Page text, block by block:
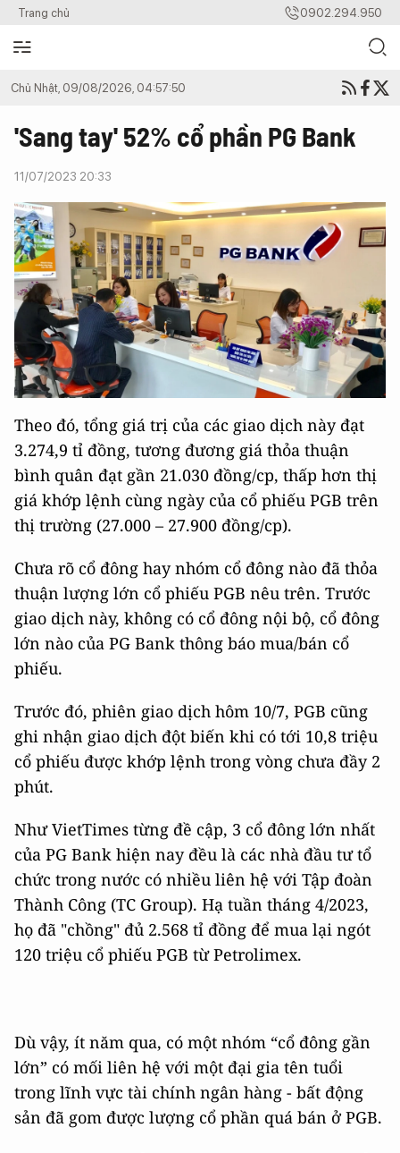
Trang chủ 0902.294.950
Chủ Nhật, 09/08/2026, 04:57:50
'Sang tay' 52% cổ phần PG Bank
11/07/2023 20:33
Theo đó, tổng giá trị của các giao dịch này đạt
3.274,9 tỉ đồng, tương đương giá thỏa thuận
bình quân đạt gần 21.030 đồng/cp, thấp hơn thị
giá khớp lệnh cùng ngày của cổ phiếu PGB trên
thị trường (27.000 – 27.900 đồng/cp).
Chưa rõ cổ đông hay nhóm cổ đông nào đã thỏa
thuận lượng lớn cổ phiếu PGB nêu trên. Trước
giao dịch này, không có cổ đông nội bộ, cổ đông
lớn nào của PG Bank thông báo mua/bán cổ
phiếu.
Trước đó, phiên giao dịch hôm 10/7, PGB cũng
ghi nhận giao dịch đột biến khi có tới 10,8 triệu
cổ phiếu được khớp lệnh trong vòng chưa đầy 2
phút.
Như VietTimes từng đề cập, 3 cổ đông lớn nhất
của PG Bank hiện nay đều là các nhà đầu tư tổ
chức trong nước có nhiều liên hệ với Tập đoàn
Thành Công (TC Group). Hạ tuần tháng 4/2023,
họ đã "chồng" đủ 2.568 tỉ đồng để mua lại ngót
120 triệu cổ phiếu PGB từ Petrolimex.
Dù vậy, ít năm qua, có một nhóm “cổ đông gần
lớn” có mối liên hệ với một đại gia tên tuổi
trong lĩnh vực tài chính ngân hàng - bất động
sản đã gom được lượng cổ phần quá bán ở PGB.